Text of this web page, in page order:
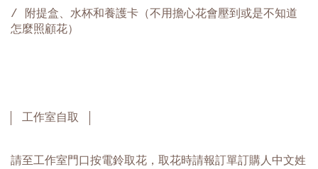
/
附提盒、水杯和養護卡（不用擔心花會壓到或是不知道
怎麼照顧花）
工作室自取
請至工作室門口按電鈴取花，取花時請報訂單訂購人中文姓